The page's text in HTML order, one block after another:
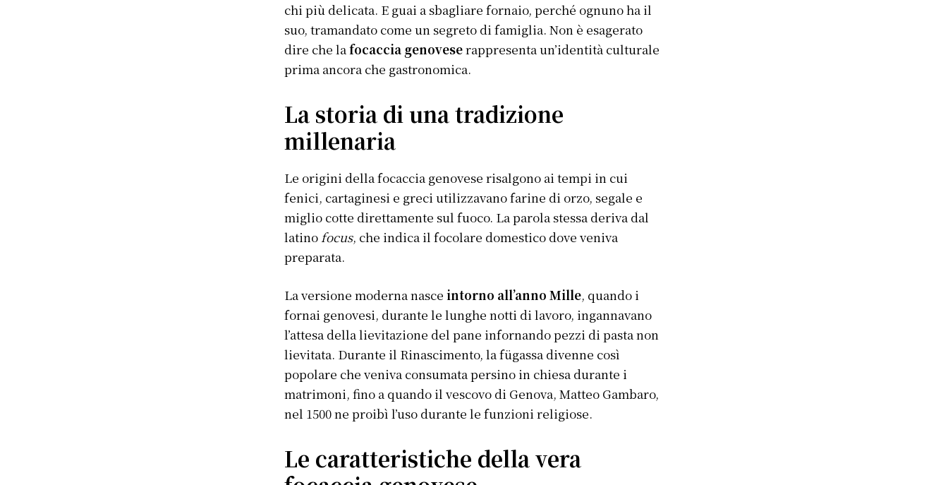
chi più delicata. E guai a sbagliare fornaio, perché ognuno ha il
suo, tramandato come un segreto di famiglia. Non è esagerato
dire che lafocaccia genoveserappresenta un’identità culturale
prima ancora che gastronomica.
La storia di una tradizione
millenaria
Le origini della focaccia genovese risalgono ai tempi in cui
fenici, cartaginesi e greci utilizzavano farine di orzo, segale e
miglio cotte direttamente sul fuoco. La parola stessa deriva dal
latinofocus, che indica il focolare domestico dove veniva
preparata.
La versione moderna nasceintorno all’anno Mille, quando i
fornai genovesi, durante le lunghe notti di lavoro, ingannavano
l’attesa della lievitazione del pane infornando pezzi di pasta non
lievitata. Durante il Rinascimento, la fügassa divenne così
popolare che veniva consumata persino in chiesa durante i
matrimoni, fino a quando il vescovo di Genova, Matteo Gambaro,
nel 1500 ne proibì l’uso durante le funzioni religiose.
Le caratteristiche della vera